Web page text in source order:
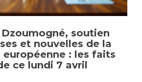
soutien
et nouvelles de la
: les faits
ce lundi 7 avril